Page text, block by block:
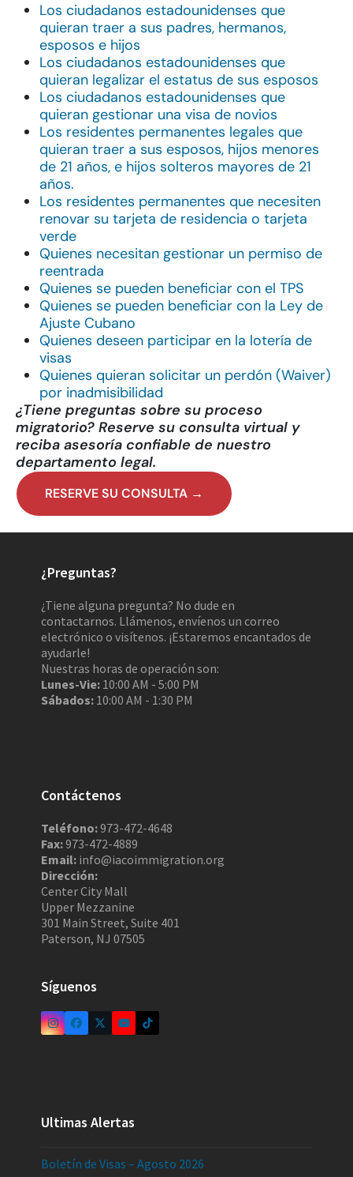
Los ciudadanos estadounidenses que
quieran traer a sus padres, hermanos,
esposos e hijos
Los ciudadanos estadounidenses que
quieran legalizar el estatus de sus esposos
Los ciudadanos estadounidenses que
quieran gestionar una visa de novios
Los residentes permanentes legales que
quieran traer a sus esposos, hijos menores
de 21 años, e hijos solteros mayores de 21
años.
Los residentes permanentes que necesiten
renovar su tarjeta de residencia o tarjeta
verde
Quienes necesitan gestionar un permiso de
reentrada
Quienes se pueden beneficiar con el TPS
Quienes se pueden beneficiar con la Ley de
Ajuste Cubano
Quienes deseen participar en la lotería de
visas
Quienes quieran solicitar un perdón (Waiver)
por inadmisibilidad
¿Tiene preguntas sobre su proceso
migratorio? Reserve su consulta virtual y
reciba asesoría confiable de nuestro
departamento legal.
RESERVE SU CONSULTA →
¿Preguntas?
¿Tiene alguna pregunta? No dude en
contactarnos. Llámenos, envíenos un correo
electrónico o visítenos. ¡Estaremos encantados de
ayudarle!
Nuestras horas de operación son:
Lunes-Vie: 10:00 AM - 5:00 PM
Sábados: 10:00 AM - 1:30 PM
Contáctenos
Teléfono:973-472-4648
Fax:973-472-4889
Email: info@iacoimmigration.org
Dirección:
Center City Mall
Upper Mezzanine
301 Main Street, Suite 401
Paterson, NJ 07505
Síguenos
Ultimas Alertas
Boletín de Visas – Agosto 2026